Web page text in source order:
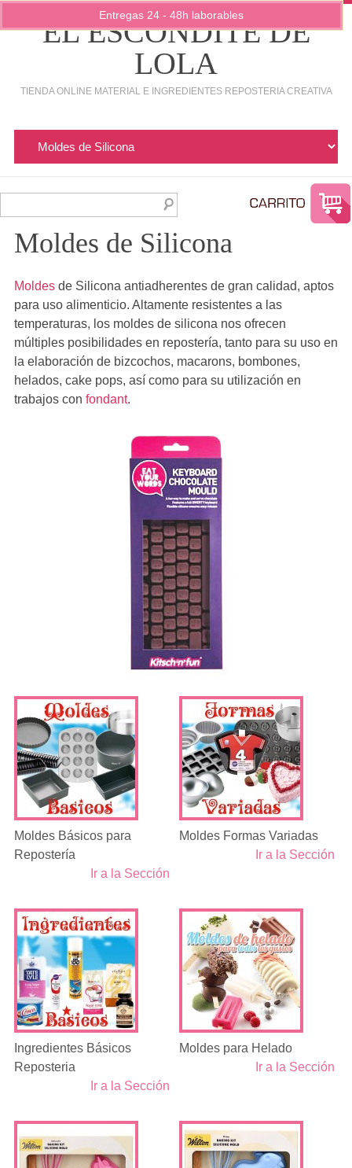
EL ESCONDITE DE
LOLA
TIENDA ONLINE MATERIAL E INGREDIENTES REPOSTERIA CREATIVA
Moldes de Silicona
Moldesde Silicona antiadherentes de gran calidad, aptos
para uso alimenticio. Altamente resistentes a las
temperaturas, los moldes de silicona nos ofrecen
múltiples posibilidades en repostería, tanto para su uso en
la elaboración de bizcochos, macarons, bombones,
helados, cake pops, así como para su utilización en
trabajos con fondant.
Moldes Básicos para
Repostería
Ir a la Sección
Moldes Formas Variadas
Ir a la Sección
Ingredientes Básicos
Reposteria
Ir a la Sección
Moldes para Helado
Ir a la Sección
Entregas 24 - 48h laborables